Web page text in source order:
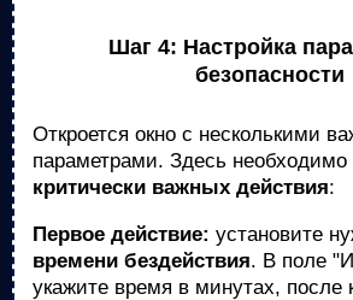
Шаг 4: Настройка
безопасности
Откроется окно с несколькими
параметрами. Здесь
критически важных действия:
Первое действие: установите
времени бездействия. В поле
укажите время в минутах, после